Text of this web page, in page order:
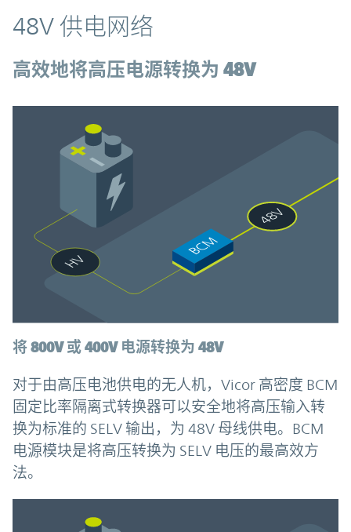
48V 供电网络
高效地将高压电源转换为 48V
将 800V 或 400V 电源转换为 48V
对于由高压电池供电的无人机，Vicor 高密度 BCM
固定比率隔离式转换器可以安全地将高压输入转
换为标准的 SELV 输出，为 48V 母线供电。BCM
电源模块是将高压转换为 SELV 电压的最高效方
法。